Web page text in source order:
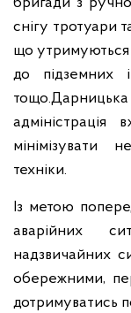
снігу тротуари
що утримуються
до підземних
тощо.
адміністрація
мінімізувати
техніки.
Із метою
аварійних
надзвичайних
обережними,
дотримуватись